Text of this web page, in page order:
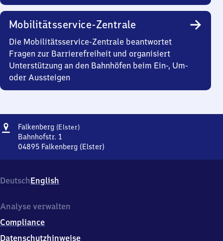
Mobilitätsservice-Zentrale
Die Mobilitätsservice-Zentrale beantwortet
Fragen zur Barrierefreiheit und organisiert
Unterstützung an den Bahnhöfen beim Ein-, Um-
oder Aussteigen
Adresse
Falkenberg (Elster)Falkenberg
Bahnhofstr. 1
04895 Falkenberg (Elster)
Bahnhofstr.
1,
4
9
5
DeutschEnglish
Analyse verwalten
Compliance
Datenschutzhinweise